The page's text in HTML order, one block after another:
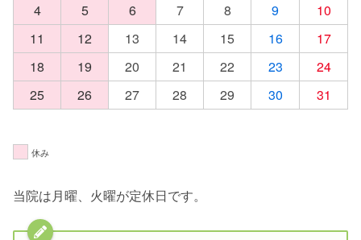
4
5 6 7 8 9
10
11
12 13 14 15 16
17
18
19 20 21 22 23
24
25
26 27 28 29 30 31
休み
当院は月曜、火曜が定休日です。